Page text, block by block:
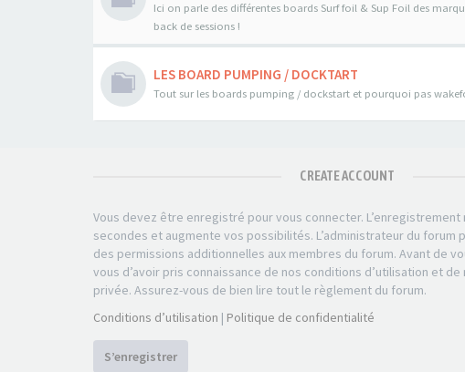
Ici on parle des différentes boards Surf foil & Sup Foil des
back de sessions !
LES BOARD PUMPING / DOCKTART
Tout sur les boards pumping / dockstart et pourquoi pas
CREATE ACCOUNT
Vous devez être enregistré pour vous connecter. L’enregistrement
secondes et augmente vos possibilités. L’administrateur du forum
des permissions additionnelles aux membres du forum. Avant de
vous d’avoir pris connaissance de nos conditions d’utilisation et
privée. Assurez-vous de bien lire tout le règlement du forum.
Conditions d’utilisation | Politique de confidentialité
S’enregistrer